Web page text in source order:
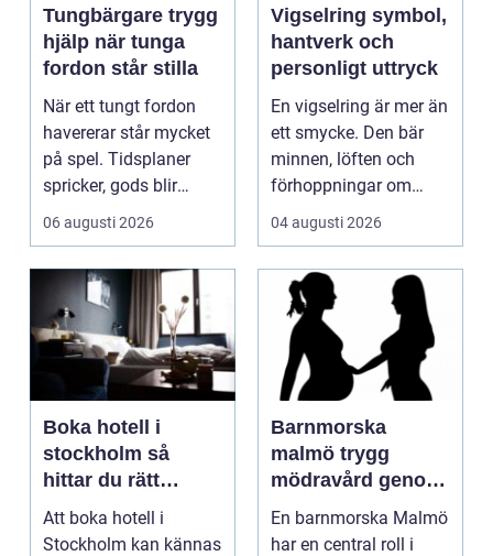
Tungbärgare trygg
hjälp när tunga
fordon står stilla
När ett tungt fordon
havererar står mycket
på spel. Tidsplaner
spricker, gods blir
försenat och traf...
06 augusti 2026
Vigselring symbol,
hantverk och
personligt uttryck
En vigselring är mer än
ett smycke. Den bär
minnen, löften och
förhoppningar om
framtiden. Formen är...
04 augusti 2026
Boka hotell i
stockholm så
hittar du rätt
boende för din
vistelse
Att boka hotell i
Stockholm kan kännas
Barnmorska
malmö trygg
mödravård genom
hela livet
En barnmorska Malmö
har en central roll i